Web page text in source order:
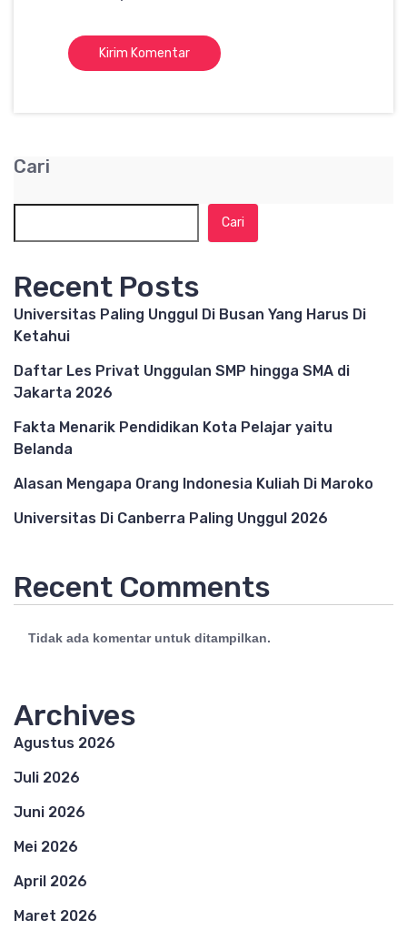
Cari
Cari
Recent Posts
Universitas Paling Unggul Di Busan Yang Harus Di
Ketahui
Daftar Les Privat Unggulan SMP hingga SMA di
Jakarta 2026
Fakta Menarik Pendidikan Kota Pelajar yaitu
Belanda
Alasan Mengapa Orang Indonesia Kuliah Di Maroko
Universitas Di Canberra Paling Unggul 2026
Recent Comments
Tidak ada komentar untuk ditampilkan.
Archives
Agustus 2026
Juli 2026
Juni 2026
Mei 2026
April 2026
Maret 2026